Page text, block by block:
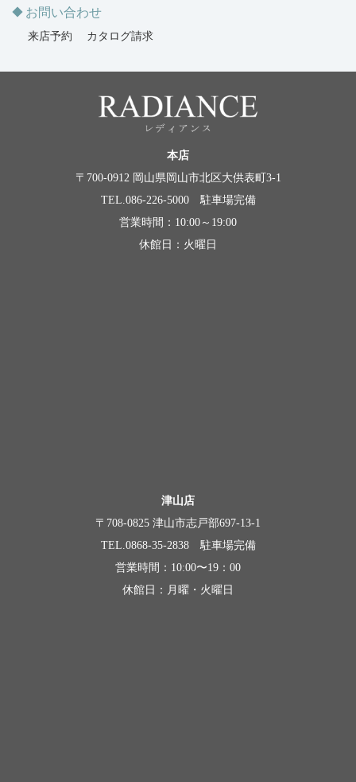
お問い合わせ
来店予約 カタログ請求
本店
〒700-0912 岡山県岡山市北区大供表町3-1
TEL.086-226-5000 駐車場完備
営業時間：10:00～19:00
休館日：火曜日
津山店
〒708-0825 津山市志戸部697-13-1
TEL.0868-35-2838 駐車場完備
営業時間：10:00〜19：00
休館日：月曜・火曜日